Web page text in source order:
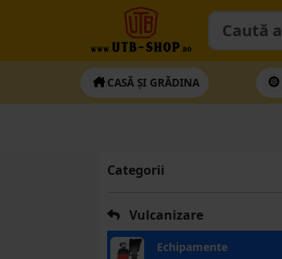
CASĂ ȘI GRĂDINA
Categorii
Vulcanizare
Echipamente